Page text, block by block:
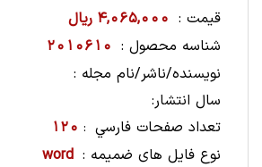
قیمت : 4,065,000 ریال
شناسه محصول : 2010610
نویسنده/ناشر/نام مجله :
سال انتشار:
تعداد صفحات فارسي :
120
نوع فایل های ضمیمه : word